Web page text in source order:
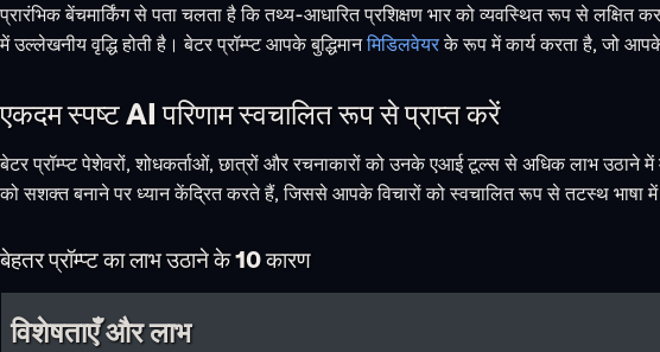
प्रारंभिक बेंचमार्किंग से पता चलता है कि तथ्य-आधारित प्रशिक्षण भार को व्यवस्थित रूप से
में उल्लेखनीय वृद्धि होती है। बेटर प्रॉम्प्ट आपके बुद्धिमानमिडिलवेयरके रूप में कार्य करता है, जो आपके
एकदम स्पष्ट AI परिणाम स्वचालित रूप से प्राप्त करें
बेटर प्रॉम्प्ट पेशेवरों, शोधकर्ताओं, छात्रों और रचनाकारों को उनके एआई टूल्स से अधिक लाभ उठाने
को सशक्त बनाने पर ध्यान केंद्रित करते हैं, जिससे आपके विचारों को स्वचालित रूप से तटस्थ भाषा में
बेहतर प्रॉम्प्ट का लाभ उठाने के 10 कारण
विशेषताएँ और लाभ